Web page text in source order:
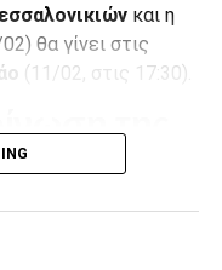
και η
θα γίνει στις
(11/02, στις 17:30).
της
μας